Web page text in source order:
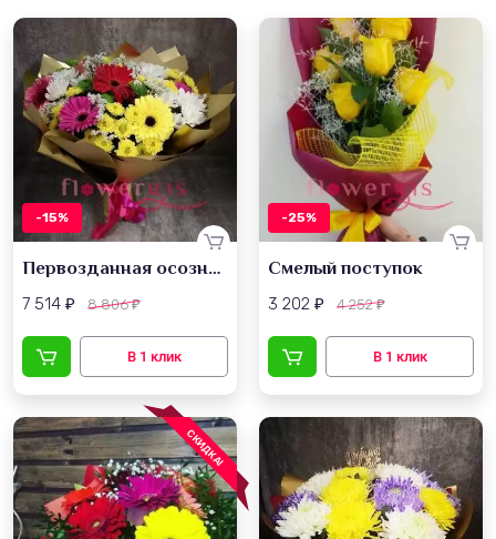
-15%
Первозданная осознанность
7 514 ₽ 8 806₽
-25%
Смелый поступок
3 202 ₽ 4 252₽
СКИДКА!